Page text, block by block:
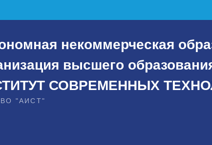
некоммерческая
высшего
СОВРЕМЕННЫХ
"АИСТ"